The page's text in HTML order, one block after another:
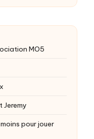
MO5
Jeremy
pour jouer